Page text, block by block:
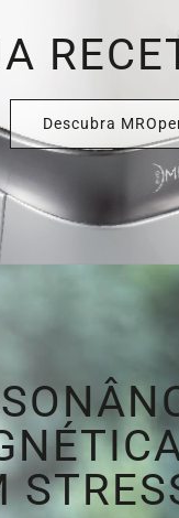
Descubra